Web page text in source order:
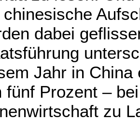
chinesische
dabei
Jahr in
fünf Prozent –
zu